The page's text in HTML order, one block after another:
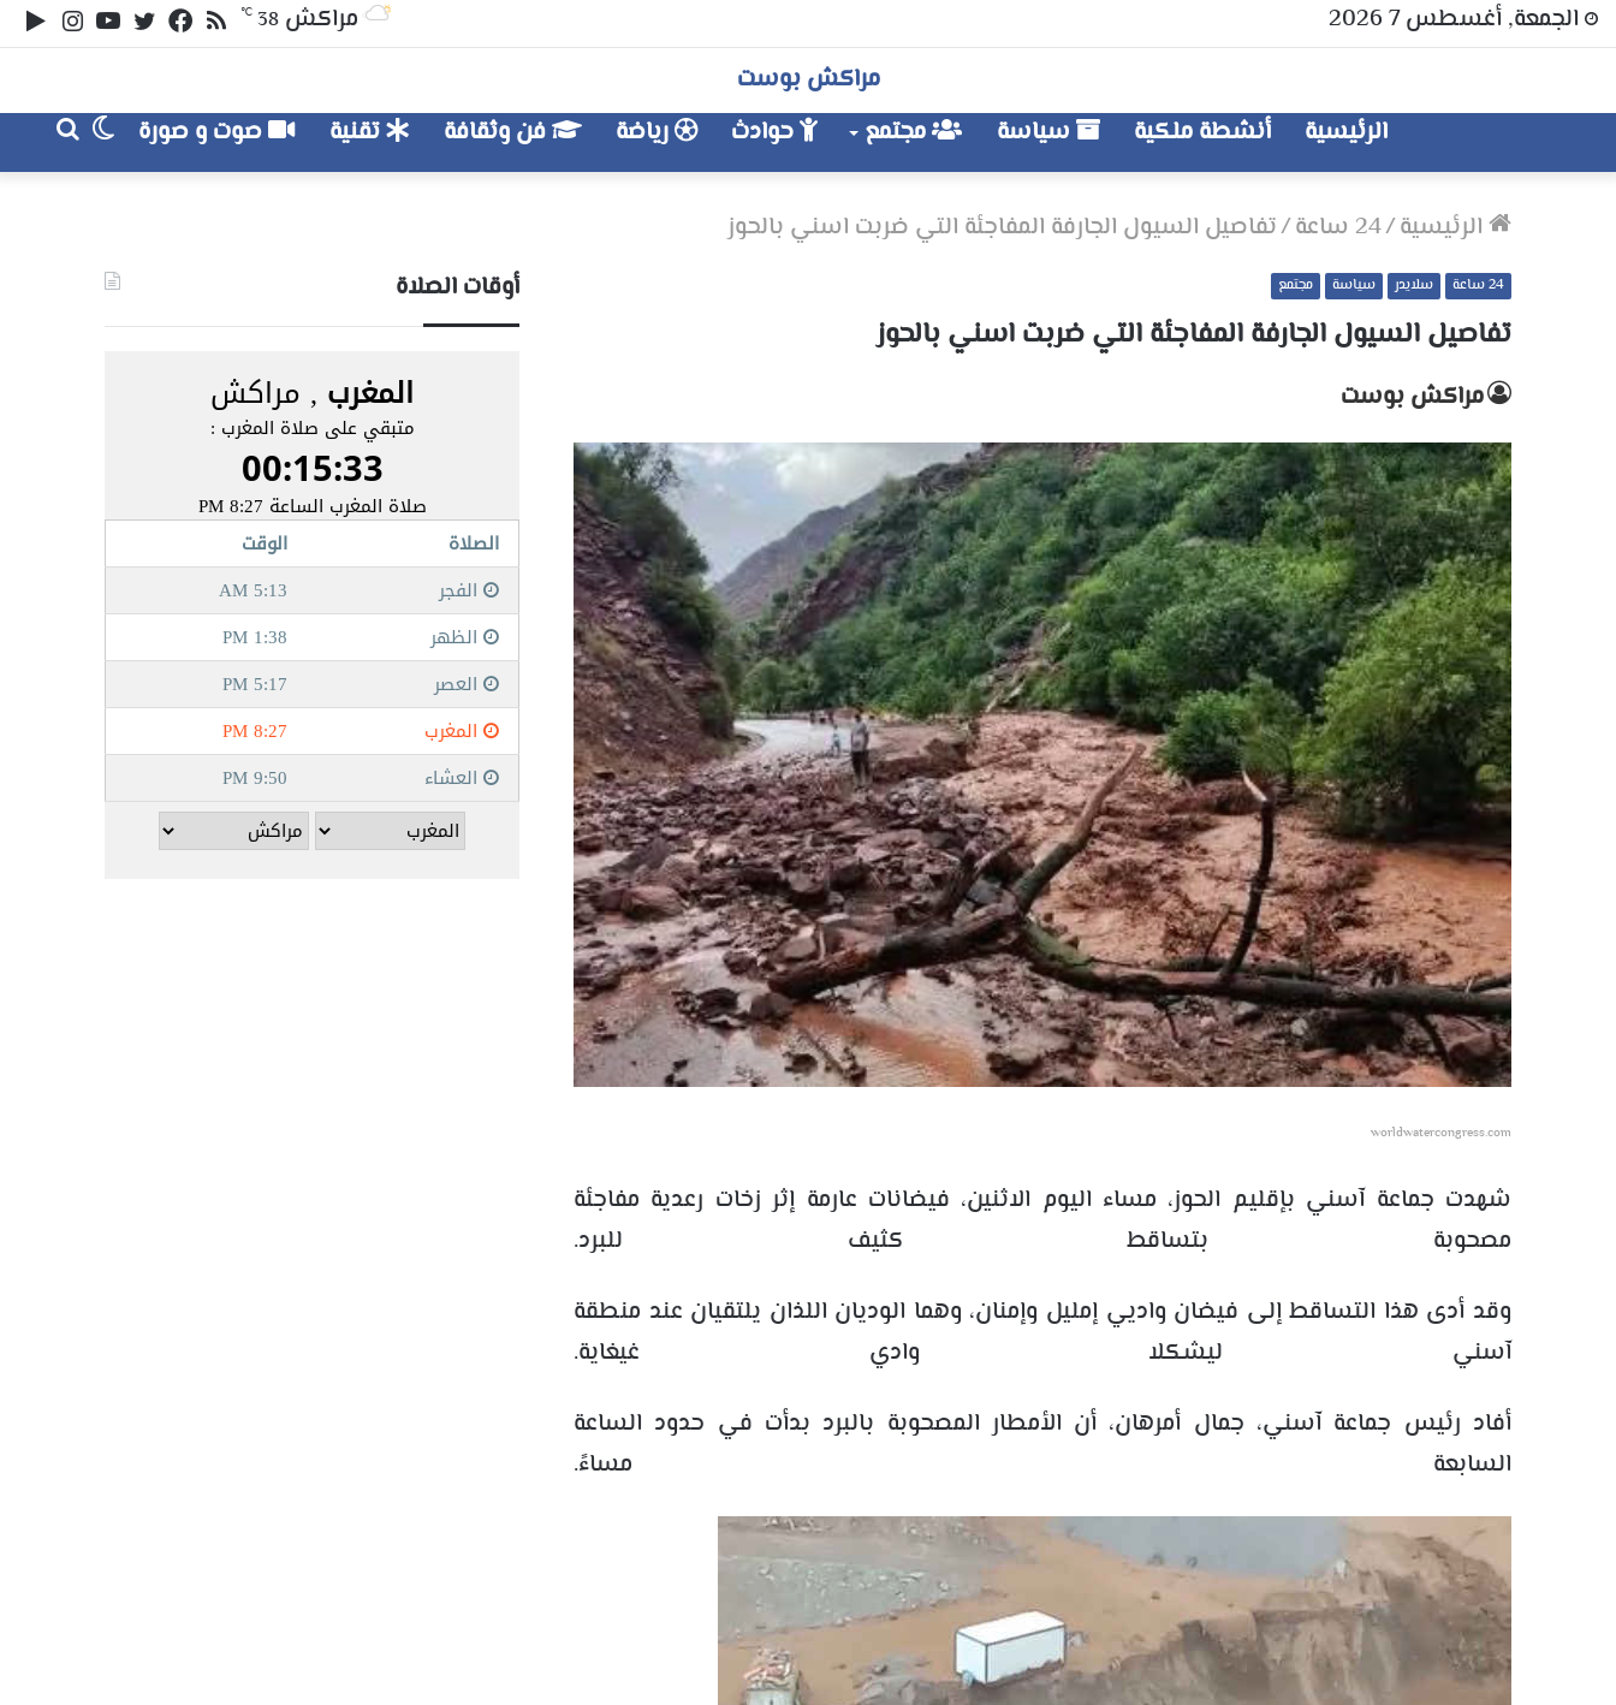
الجمعة, أغسطس 7 2026 يوتيوبتويتر
فيسبوكملخص
الموقع
مراكش 38
℃
مراكش بوست
الرئيسية
أنشطة ملكية سياسة مجتمع حوادث رياضة فن وثقافة تقنية صوت و صورة
بحث
عن
الوضع
المظلم
الرئيسية/24 ساعة /تفاصيل السيول الجارفة المفاجئة التي ضربت اسني بالحوز
24 ساعة سلايدر سياسة مجتمع
تفاصيل السيول الجارفة المفاجئة التي ضربت اسني بالحوز
مراكش بوست
worldwatercongress.com
شهدت جماعة آسني بإقليم الحوز، مساء اليوم الاثنين، فيضانات عارمة إثر زخات رعدية مفاجئة
مصحوبة بتساقط كثيف للبرد.
وقد أدى هذا التساقط إلى فيضان واديي إمليل وإمنان، وهما الوديان اللذان يلتقيان عند منطقة
آسني ليشكلا وادي غيغاية.
أفاد رئيس جماعة آسني، جمال أمرهان، أن الأمطار المصحوبة بالبرد بدأت في حدود الساعة
السابعة مساءً.
أوقات الصلاة